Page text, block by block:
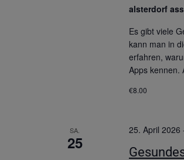
alsterdorf
Es gibt viele
kann man in
erfahren,
Apps
€8.00
SA.
25
25. April 2026